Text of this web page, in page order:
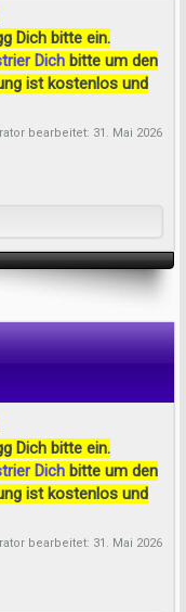
Dich bitte ein.
Dich bitte um den
ist kostenlos und
bearbeitet: 31. Mai 2026
Dich bitte ein.
Dich bitte um den
ist kostenlos und
bearbeitet: 31. Mai 2026